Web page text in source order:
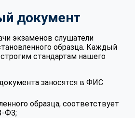
документ
экзаменов слушатели
образца. Каждый
стандартам нашего
заносятся в ФИС
образца, соответствует
ФЗ;